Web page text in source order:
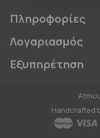
Πληροφορίες
Λογαριασμός
Εξυπηρέτηση
Handcrafted